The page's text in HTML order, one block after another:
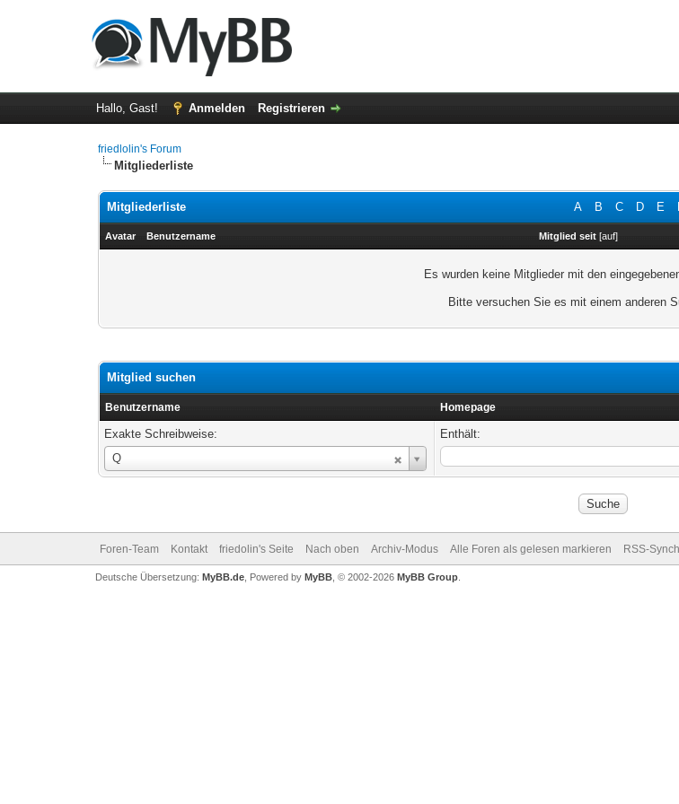
Hallo, Gast! Anmelden Registrieren
friedlolin's Forum
Mitgliederliste
A B C D E
Mitgliederliste
Avatar Benutzername Mitglied seit [auf]
Es wurden keine Mitglieder mit den
Bitte versuchen Sie es mit einem anderen
Mitglied suchen
Benutzername Homepage
Exakte Schreibweise:
Q
Benutzername
Enthält:
Foren-Team Kontakt friedolin's Seite Nach oben Archiv-Modus Alle Foren als gelesen markieren RSS-
Deutsche Übersetzung: MyBB.de, Powered by MyBB, © 2002-2026 MyBB Group.